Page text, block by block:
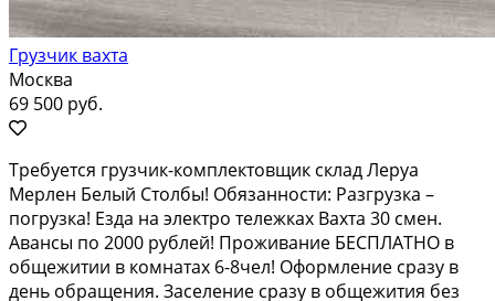
Грузчик вахта
Москва
69 500 руб.
Требуется грузчик-комплектовщик склад Леруа
Мерлен Белый Столбы! Обязанности: Разгрузка –
погрузка! Езда на электро тележках Вахта 30 смен.
Авансы по 2000 рублей! Проживание БЕСПЛАТНО в
общежитии в комнатах 6-8чел! Оформление сразу в
день обращения. Заселение сразу в общежития без